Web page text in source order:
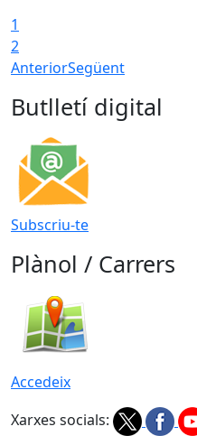
1
2
AnteriorSegüent
Butlletí digital
Subscriu-te
Plànol / Carrers
Accedeix
Xarxes socials: